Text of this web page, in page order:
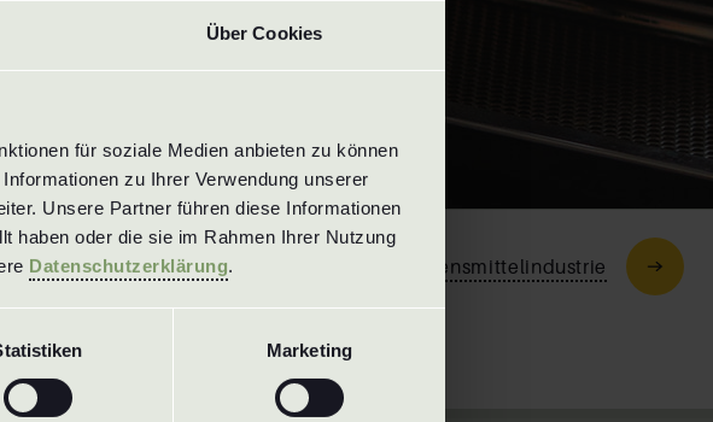
Über Cookies
für soziale Medien anbieten zu können
zu Ihrer Verwendung unserer
Unsere Partner führen diese Informationen
haben oder die sie im Rahmen Ihrer Nutzung
Datenschutzerklärung.
Marketing
Lebensmittelindustrie